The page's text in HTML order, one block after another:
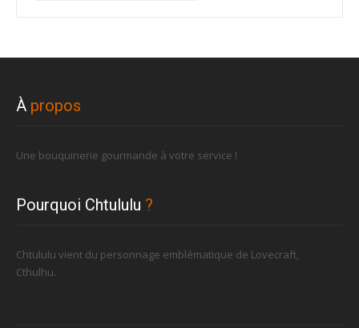
À propos
Une bouquinerie gourmande à votre service !
Pourquoi Chtululu ?
Chtululu vient du personnage emblématique de Lovecraft,
Cthulhu.